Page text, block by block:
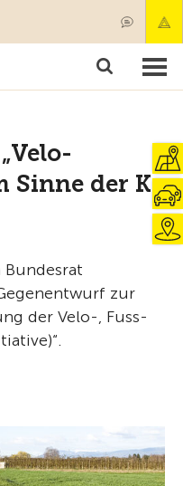
Sinne der Ko-
Bundesrat
zur
der Velo-, Fuss-